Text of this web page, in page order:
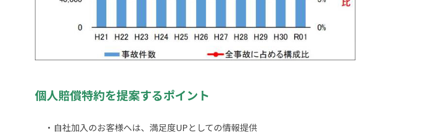
個人賠償特約を提案するポイント
・自社加入のお客様へは、満足度UPとしての情報提供